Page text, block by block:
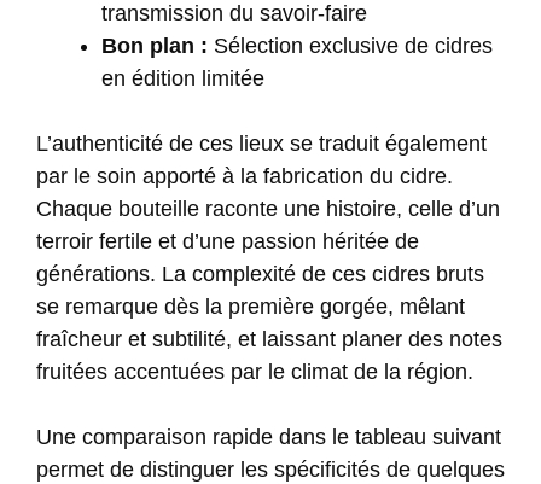
transmission du savoir-faire
Bon plan : Sélection exclusive de cidres
en édition limitée
L’authenticité de ces lieux se traduit également
par le soin apporté à la fabrication du cidre.
Chaque bouteille raconte une histoire, celle d’un
terroir fertile et d’une passion héritée de
générations. La complexité de ces cidres bruts
se remarque dès la première gorgée, mêlant
fraîcheur et subtilité, et laissant planer des notes
fruitées accentuées par le climat de la région.
Une comparaison rapide dans le tableau suivant
permet de distinguer les spécificités de quelques